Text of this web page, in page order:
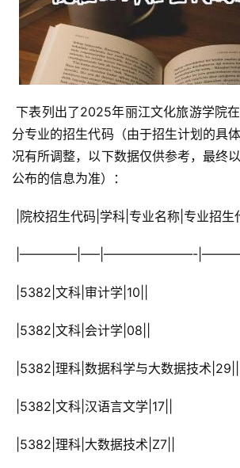
下表列出了2025年丽江文化旅游学院在四川招生计划中部
分专业的招生代码（由于招生计划的具
况有所调整，以下数据仅供参考，最终
公布的信息为准）：
|院校招生代码|学科|专业名称|专业招生
|————–|—–|———————-
|5382|文科|审计学|10||
|5382|文科|会计学|08||
|5382|理科|数据科学与大数据技术|29||
|5382|文科|汉语言文学|17||
|5382|理科|大数据技术|Z7||